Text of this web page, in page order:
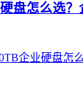
盘怎么选